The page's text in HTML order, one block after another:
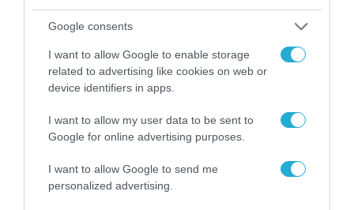
Google consents
I want to allow Google to enable storage
related to advertising like cookies on web or
device identifiers in apps.
I want to allow my user data to be sent to
Google for online advertising purposes.
I want to allow Google to send me
personalized advertising.